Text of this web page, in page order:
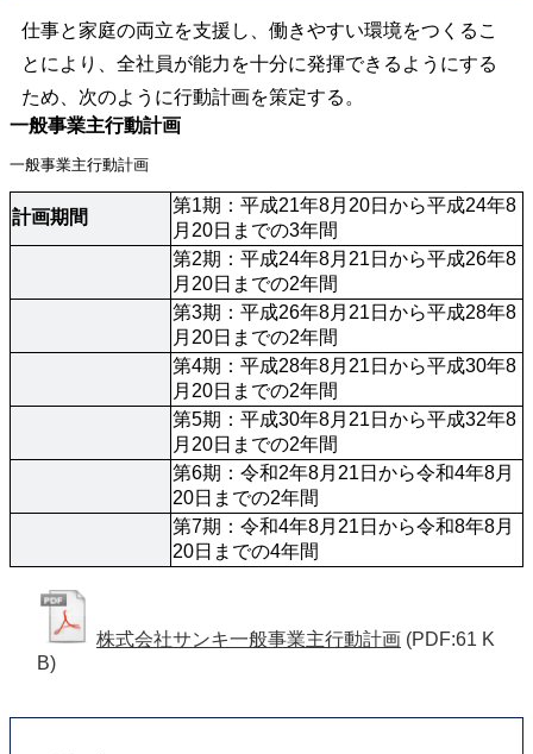
仕事と家庭の両立を支援し、働きやすい環境をつくるこ
とにより、全社員が能力を十分に発揮できるようにする
ため、次のように行動計画を策定する。
一般事業主行動計画
一般事業主行動計画
計画期間
第1期：平成21年8月20日から平成24年8
月20日までの3年間
第2期：平成24年8月21日から平成26年8
月20日までの2年間
第3期：平成26年8月21日から平成28年8
月20日までの2年間
第4期：平成28年8月21日から平成30年8
月20日までの2年間
第5期：平成30年8月21日から平成32年8
月20日までの2年間
第6期：令和2年8月21日から令和4年8月
20日までの2年間
第7期：令和4年8月21日から令和8年8月
20日までの4年間
株式会社サンキ一般事業主行動計画 (PDF:61 K
B)